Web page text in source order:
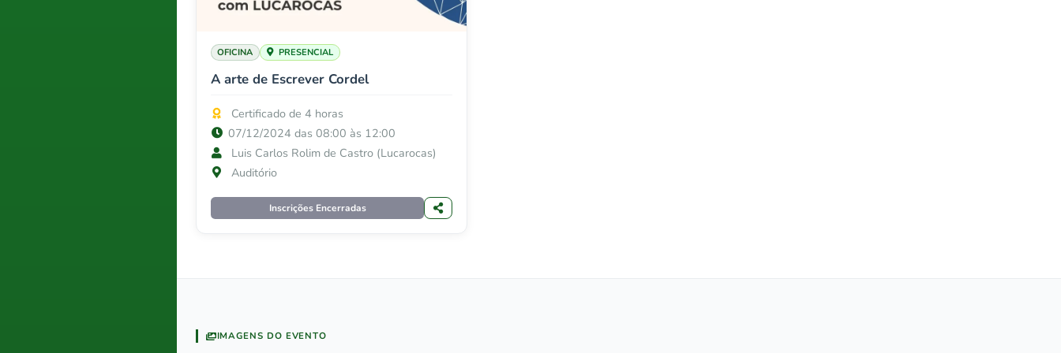
OFICINA PRESENCIAL
A arte de Escrever Cordel
Certificado de 4 horas
07/12/2024 das 08:00 às 12:00
Luis Carlos Rolim de Castro (Lucarocas)
Auditório
Inscrições Encerradas
IMAGENS DO EVENTO